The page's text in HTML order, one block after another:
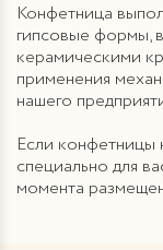
Конфетница
гипсовые формы,
керамическими
применения
нашего
Если конфетницы
специально для
момента